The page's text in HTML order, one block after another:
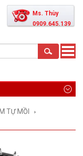
Ms. Thùy
0909.645.139
Toggle
TỰ MỒI